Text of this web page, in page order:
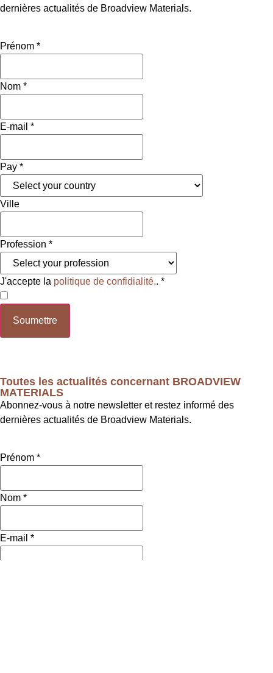
dernières actualités de Broadview Materials.
Prénom *
Nom *
E-mail *
Pay *
Ville
Profession *
J'accepte la politique de confidialité.. *
Soumettre
Toutes les actualités concernant BROADVIEW
MATERIALS
Abonnez-vous à notre newsletter et restez informé des
dernières actualités de Broadview Materials.
Prénom *
Nom *
E-mail *